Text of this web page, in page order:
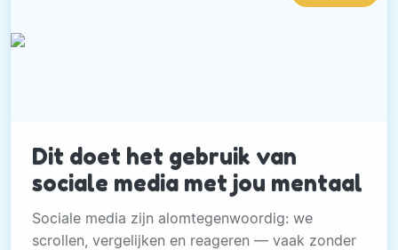
Dit doet het gebruik van
sociale media met jou mentaal
Sociale media zijn alomtegenwoordig: we
scrollen, vergelijken en reageren — vaak zonder